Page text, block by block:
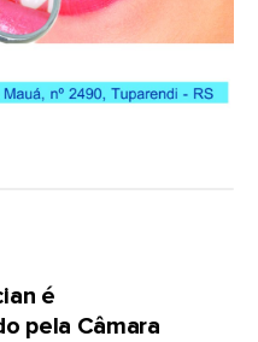
é
pela Câmara